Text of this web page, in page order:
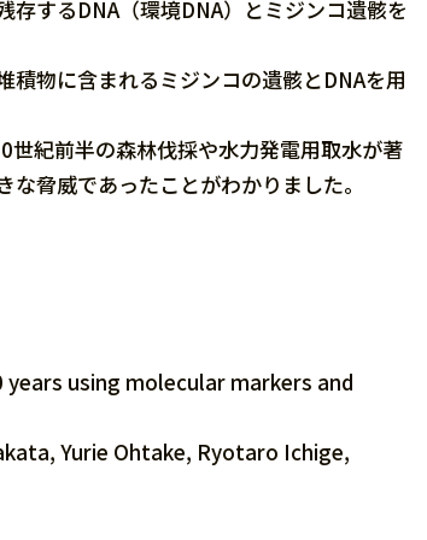
するDNA（環境DNA）とミジンコ遺骸を
物に含まれるミジンコの遺骸とDNAを用
紀前半の森林伐採や水力発電用取水が著
脅威であったことがわかりました。
using molecular markers and
Yurie Ohtake, Ryotaro Ichige,